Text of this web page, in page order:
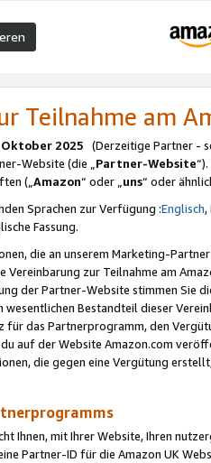
Teilnahme am
Oktober 2025 (Derzeitige Partner -
Website (die „Partner-Website
(„Amazon“ oder „uns“ oder
Sprachen zur Verfügung :Englisch,
Fassung.
die an unserem Marketing-
Vereinbarung zur Teilnahme am
der Partner-Website stimmen Sie
wesentlichen Bestandteil dieser
für das Partnerprogramm, den
auf der Website Amazon.com
die gegen eine Vergütung
Ihnen, mit Ihrer Website, Ihren
Partner-ID für die Amazon UK